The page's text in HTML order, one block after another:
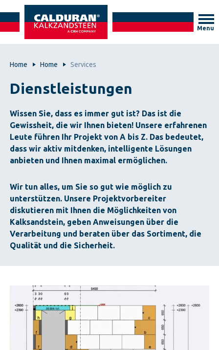
Menu
Home Home Services
Dienstleistungen
Wissen Sie, dass es immer gut ist? Das ist die
Gewissheit, die wir Ihnen bieten! Unsere erfahrenen
Leute führen Ihr Projekt von A bis Z. Das bedeutet,
dass wir aktiv mitdenken, intelligente Lösungen
anbieten und Ihnen maximal ermöglichen.
Wir tun alles, um Sie so gut wie möglich zu
unterstützen. Unsere Projektvorbereiter
diskutieren mit Ihnen die Möglichkeiten von
Kalksandstein, geben Anweisungen über die
Verarbeitung und beraten über das Sortiment, die
Qualität und die Sicherheit.